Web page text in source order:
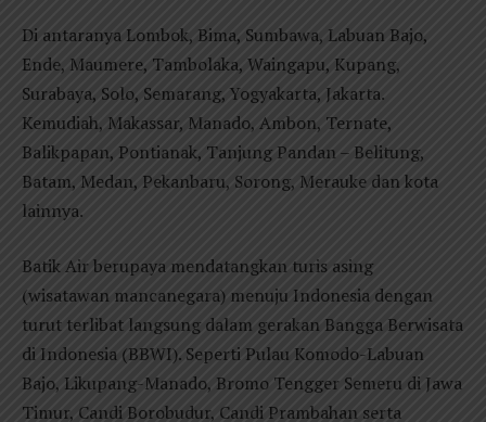
Di antaranya Lombok, Bima, Sumbawa, Labuan Bajo,
Ende, Maumere, Tambolaka, Waingapu, Kupang,
Surabaya, Solo, Semarang, Yogyakarta, Jakarta.
Kemudiah, Makassar, Manado, Ambon, Ternate,
Balikpapan, Pontianak, Tanjung Pandan – Belitung,
Batam, Medan, Pekanbaru, Sorong, Merauke dan kota
lainnya.
Batik Air berupaya mendatangkan turis asing
(wisatawan mancanegara) menuju Indonesia dengan
turut terlibat langsung dalam gerakan Bangga Berwisata
di Indonesia (BBWI). Seperti Pulau Komodo-Labuan
Bajo, Likupang-Manado, Bromo Tengger Semeru di Jawa
Timur, Candi Borobudur, Candi Prambahan serta